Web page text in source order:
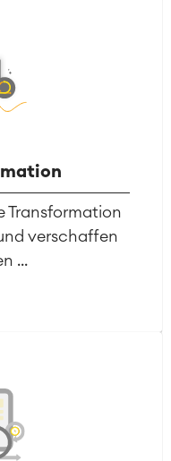
Transformation
verschaffen
...